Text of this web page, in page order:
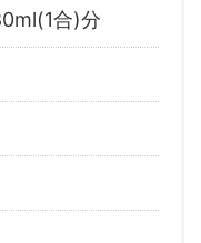
合)分